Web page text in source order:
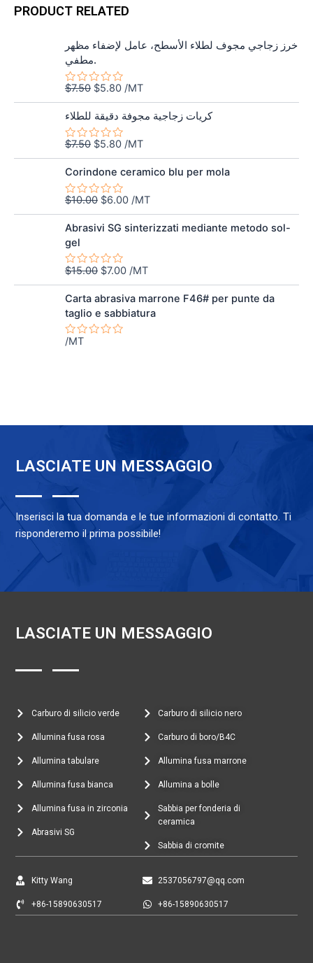
PRODUCT RELATED
خرز زجاجي مجوف لطلاء الأسطح، عامل لإضفاء مظهر
مطفي.
Valutato
0
su
5
$7.50
prezzo
originale
era:
$7.50.
$5.80
prezzo
è:
$5.80.
/MT
كريات زجاجية مجوفة دقيقة للطلاء
Valutato
0
su
5
$7.50
prezzo
originale
era:
$7.50.
$5.80
prezzo
attuale
è:
$5.80.
/MT
Corindone ceramico blu per mola
Valutato
0
su
5
$10.00
prezzo
originale
era:
$10.00.
$6.00
prezzo
attuale
è:
$6.00.
/MT
Abrasivi SG sinterizzati mediante metodo sol-
gel
Valutato
0
su
5
$15.00
Il
prezzo
originale
era:
$15.00.
$7.00
prezzo
è:
$7.00.
/MT
Carta abrasiva marrone F46# per punte da
taglio e sabbiatura
Valutato
/MT
LASCIATE UN MESSAGGIO
Inserisci la tua domanda e le tue informazioni di contatto. Ti
risponderemo il prima possibile!
LASCIATE UN MESSAGGIO
Carburo di silicio verde
Allumina fusa rosa
Allumina tabulare
Allumina fusa bianca
Allumina fusa in zirconia
Abrasivi SG
Carburo di silicio nero
Carburo di boro/B4C
Allumina fusa marrone
Allumina a bolle
Sabbia per fonderia di
ceramica
Sabbia di cromite
Kitty Wang
+86-15890630517
2537056797@qq.com
+86-15890630517